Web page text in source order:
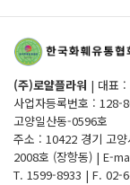
(주)로얄플라워 | 대표 :
사업자등록번호 : 128-
고양일산동-0596호
주소 : 10422 경기 고
2008호 (장항동) | E-
T. 1599-8933 | F. 02-